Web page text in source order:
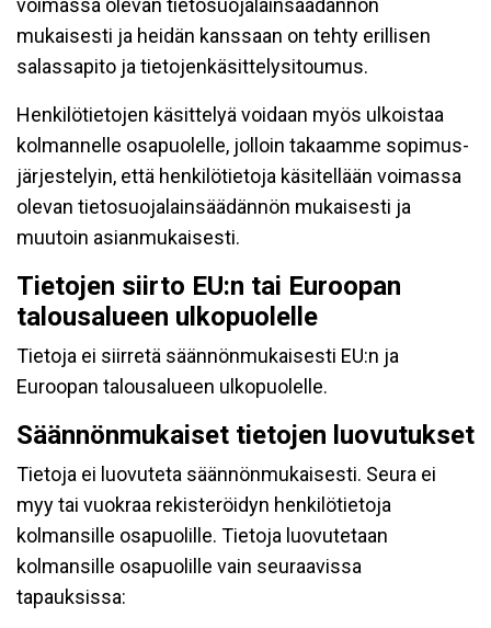
voimassa olevan tietosuojalainsäädännön
mukaisesti ja heidän kanssaan on tehty erillisen
salassapito ja tietojenkäsittelysitoumus.
Henkilötietojen käsittelyä voidaan myös ulkoistaa
kolmannelle osapuolelle, jolloin takaamme sopimus-
järjestelyin, että henkilötietoja käsitellään voimassa
olevan tietosuojalainsäädännön mukaisesti ja
muutoin asianmukaisesti.
Tietojen siirto EU:n tai Euroopan
talousalueen ulkopuolelle
Tietoja ei siirretä säännönmukaisesti EU:n ja
Euroopan talousalueen ulkopuolelle.
Säännönmukaiset tietojen luovutukset
Tietoja ei luovuteta säännönmukaisesti. Seura ei
myy tai vuokraa rekisteröidyn henkilötietoja
kolmansille osapuolille. Tietoja luovutetaan
kolmansille osapuolille vain seuraavissa
tapauksissa: